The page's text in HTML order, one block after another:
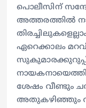
പൊലീസിന്
അത്തരത്തില്‍
ഏറെക്കാലം
സുകുമാരക്കുറുപ്പ്
ശേഷം വീണ്ടും
അതുകഴിഞ്ഞും